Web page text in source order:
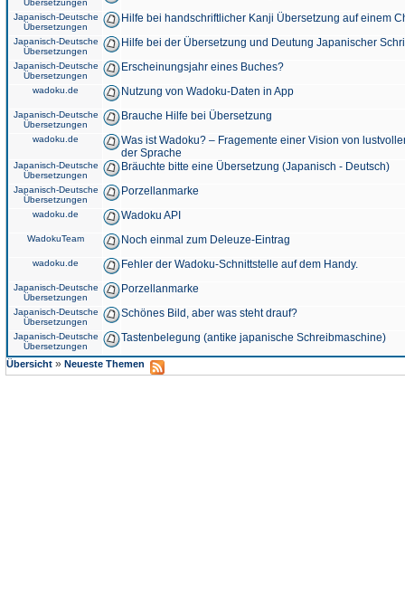
Übersetzungen
Japanisch-Deutsche
Übersetzungen
Hilfe bei handschriftlicher Kanji Übersetzung auf einem
Japanisch-Deutsche
Übersetzungen
Hilfe bei der Übersetzung und Deutung Japanischer
Japanisch-Deutsche
Übersetzungen
Erscheinungsjahr eines Buches?
wadoku.de Nutzung von Wadoku-Daten in App
Japanisch-Deutsche
Übersetzungen
Brauche Hilfe bei Übersetzung
wadoku.de
Was ist Wadoku? – Fragemente einer Vision von
der Sprache
Japanisch-Deutsche
Übersetzungen
Bräuchte bitte eine Übersetzung (Japanisch - Deutsch)
Japanisch-Deutsche
Übersetzungen
Porzellanmarke
wadoku.de Wadoku API
WadokuTeam Noch einmal zum Deleuze-Eintrag
wadoku.de Fehler der Wadoku-Schnittstelle auf dem Handy.
Japanisch-Deutsche
Übersetzungen
Porzellanmarke
Japanisch-Deutsche
Übersetzungen
Schönes Bild, aber was steht drauf?
Japanisch-Deutsche
Übersetzungen
Tastenbelegung (antike japanische Schreibmaschine)
Übersicht » Neueste Themen